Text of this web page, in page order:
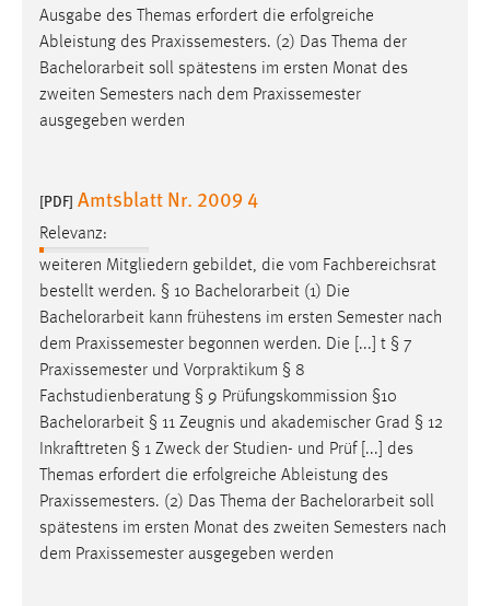
Ausgabe des Themas erfordert die erfolgreiche
Ableistung des Praxissemesters. (2) Das Thema der
Bachelorarbeit soll spätestens im ersten Monat des
zweiten Semesters nach dem Praxissemester
ausgegeben werden
[PDF] Amtsblatt Nr. 2009 4
Relevanz:
weiteren Mitgliedern gebildet, die vom Fachbereichsrat
bestellt werden. § 10 Bachelorarbeit (1) Die
Bachelorarbeit kann frühestens im ersten Semester nach
dem Praxissemester begonnen werden. Die [...] t § 7
Praxissemester und Vorpraktikum § 8
Fachstudienberatung § 9 Prüfungskommission §10
Bachelorarbeit § 11 Zeugnis und akademischer Grad § 12
Inkrafttreten § 1 Zweck der Studien- und Prüf [...] des
Themas erfordert die erfolgreiche Ableistung des
Praxissemesters. (2) Das Thema der Bachelorarbeit soll
spätestens im ersten Monat des zweiten Semesters nach
dem Praxissemester ausgegeben werden